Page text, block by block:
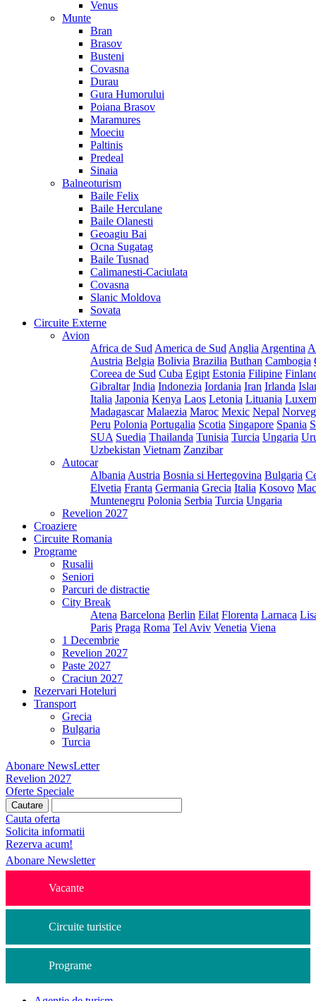
Venus
Munte
Bran
Brasov
Busteni
Covasna
Durau
Gura Humorului
Poiana Brasov
Maramures
Moeciu
Paltinis
Predeal
Sinaia
Balneoturism
Baile Felix
Baile Herculane
Baile Olanesti
Geoagiu Bai
Ocna Sugatag
Baile Tusnad
Calimanesti-Caciulata
Covasna
Slanic Moldova
Sovata
Circuite Externe
Avion
Africa de Sud America de Sud Anglia Argentina
Austria Belgia Bolivia Brazilia Buthan Cambogia
Coreea de Sud Cuba Egipt Estonia Filipine
Gibraltar India Indonezia Iordania Iran Irlanda
Italia Japonia Kenya Laos Letonia Lituania
Madagascar Malaezia Maroc Mexic Nepal
Peru Polonia Portugalia Scotia Singapore Spania
SUA Suedia Thailanda Tunisia Turcia Ungaria
Uzbekistan Vietnam Zanzibar
Autocar
Albania Austria Bosnia si Hertegovina Bulgaria
Elvetia Franta Germania Grecia Italia Kosovo
Muntenegru Polonia Serbia Turcia Ungaria
Revelion 2027
Croaziere
Circuite Romania
Programe
Rusalii
Seniori
Parcuri de distractie
City Break
Atena Barcelona Berlin Eilat Florenta Larnaca
Paris Praga Roma Tel Aviv Venetia Viena
1 Decembrie
Revelion 2027
Paste 2027
Craciun 2027
Rezervari Hoteluri
Transport
Grecia
Bulgaria
Turcia
Abonare NewsLetter
Revelion 2027
Oferte Speciale
Cauta oferta
Solicita informatii
Rezerva acum!
Abonare Newsletter
Vacante
Circuite turistice
Programe